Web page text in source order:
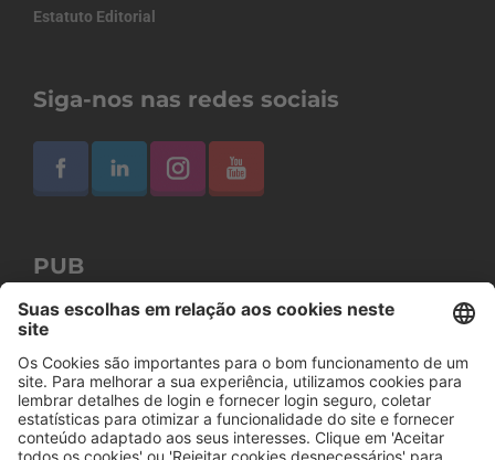
Estatuto Editorial
Siga-nos nas redes sociais
PUB